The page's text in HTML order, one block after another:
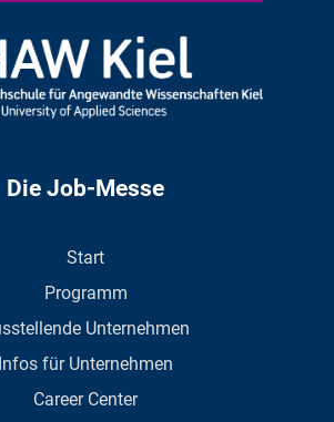
Die Job-Messe
Start
Programm
Unternehmen
Infos für Unternehmen
Career Center